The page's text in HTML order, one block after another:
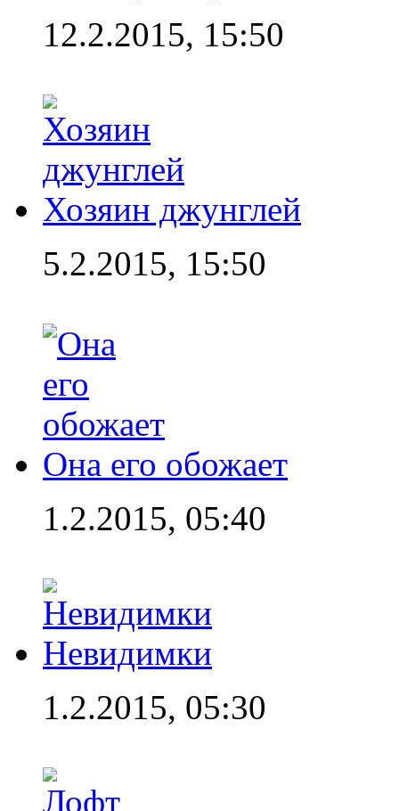
12.2.2015, 15:50
Хозяин джунглей
5.2.2015, 15:50
Она его обожает
1.2.2015, 05:40
Невидимки
1.2.2015, 05:30